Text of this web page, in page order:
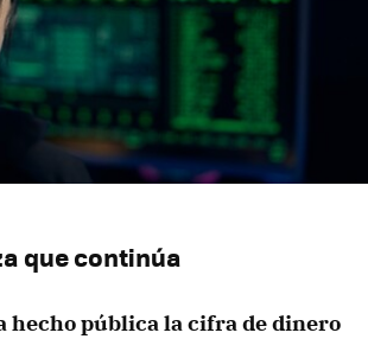
que continúa
hecho pública la cifra de dinero